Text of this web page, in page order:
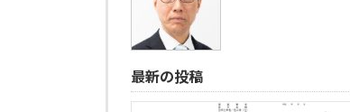
最新の投稿